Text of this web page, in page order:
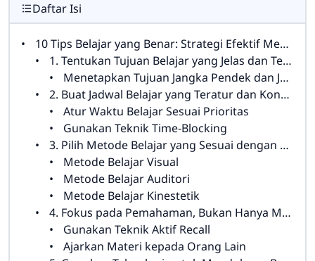
Daftar Isi
10 Tips Belajar yang Benar: Strategi Efektif Meningkatkan Prestasi Akademis Anda
1. Tentukan Tujuan Belajar yang Jelas dan Terukur
Menetapkan Tujuan Jangka Pendek dan Jangka Panjang
2. Buat Jadwal Belajar yang Teratur dan Konsisten
Atur Waktu Belajar Sesuai Prioritas
Gunakan Teknik Time-Blocking
3. Pilih Metode Belajar yang Sesuai dengan Gaya Belajar Anda
Metode Belajar Visual
Metode Belajar Auditori
Metode Belajar Kinestetik
4. Fokus pada Pemahaman, Bukan Hanya Menghafal
Gunakan Teknik Aktif Recall
Ajarkan Materi kepada Orang Lain